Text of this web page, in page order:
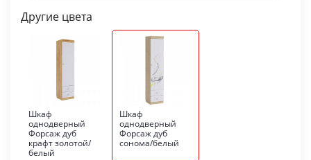
Другие цвета
Шкаф
однодверный
Форсаж дуб
крафт золотой/
белый
Шкаф
однодверный
Форсаж дуб
сонома/белый